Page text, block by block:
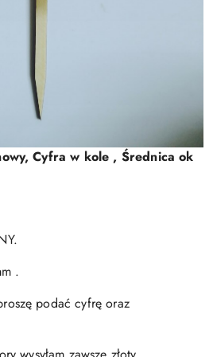
Cyfra w kole , Średnica ok
.
podać cyfrę oraz